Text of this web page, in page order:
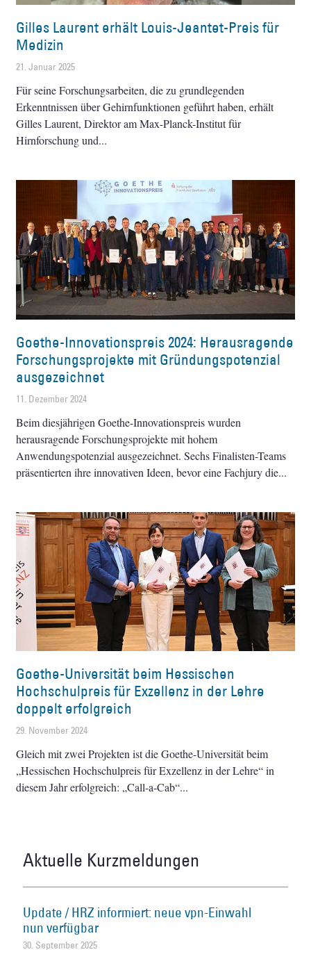
Gilles Laurent erhält Louis-Jeantet-Preis für
Medizin
21. Januar 2025
Für seine Forschungsarbeiten, die zu grundlegenden
Erkenntnissen über Gehirnfunktionen geführt haben, erhält
Gilles Laurent, Direktor am Max-Planck-Institut für
Hirnforschung und
Goethe-Innovationspreis 2024: Herausragende
Forschungsprojekte mit Gründungspotenzial
ausgezeichnet
11. Dezember 2024
Beim diesjährigen Goethe-Innovationspreis wurden
herausragende Forschungsprojekte mit hohem
Anwendungspotenzial ausgezeichnet. Sechs Finalisten-Teams
präsentierten ihre innovativen Ideen, bevor eine Fachjury die
Goethe-Universität beim Hessischen
Hochschulpreis für Exzellenz in der Lehre
doppelt erfolgreich
29. November 2024
Gleich mit zwei Projekten ist die Goethe-Universität beim
„Hessischen Hochschulpreis für Exzellenz in der Lehre“ in
diesem Jahr erfolgreich: „Call-a-Cab“
Aktuelle Kurzmeldungen
Update / HRZ informiert: neue vpn-Einwahl
nun verfügbar
30. September 2025